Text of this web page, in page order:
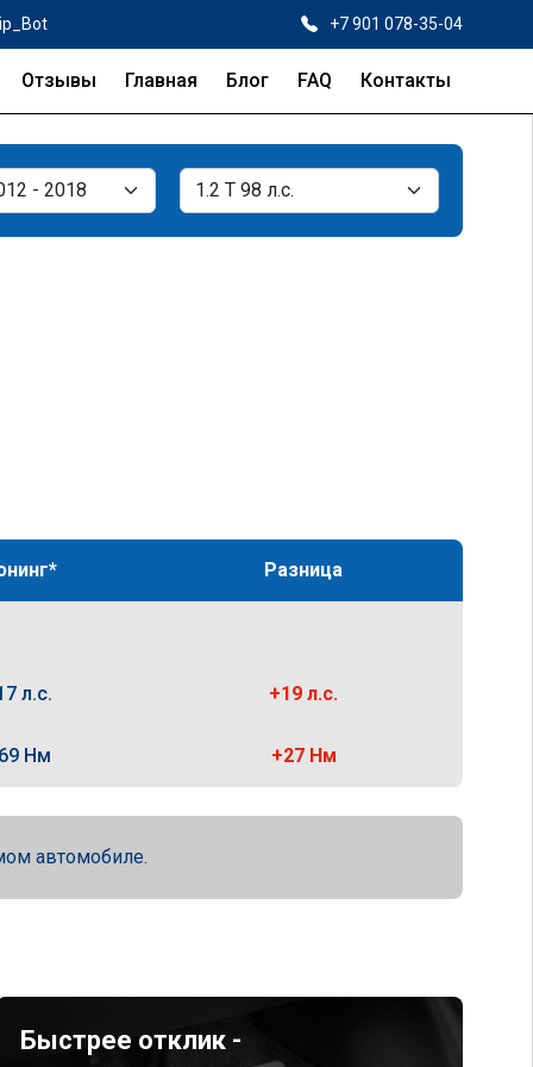
+7 901 078-35-04
Отзывы Главная Блог FAQ Контакты
Разница
л.с. +19 л.с.
Нм +27 Нм
автомобиле.
Быстрее отклик -